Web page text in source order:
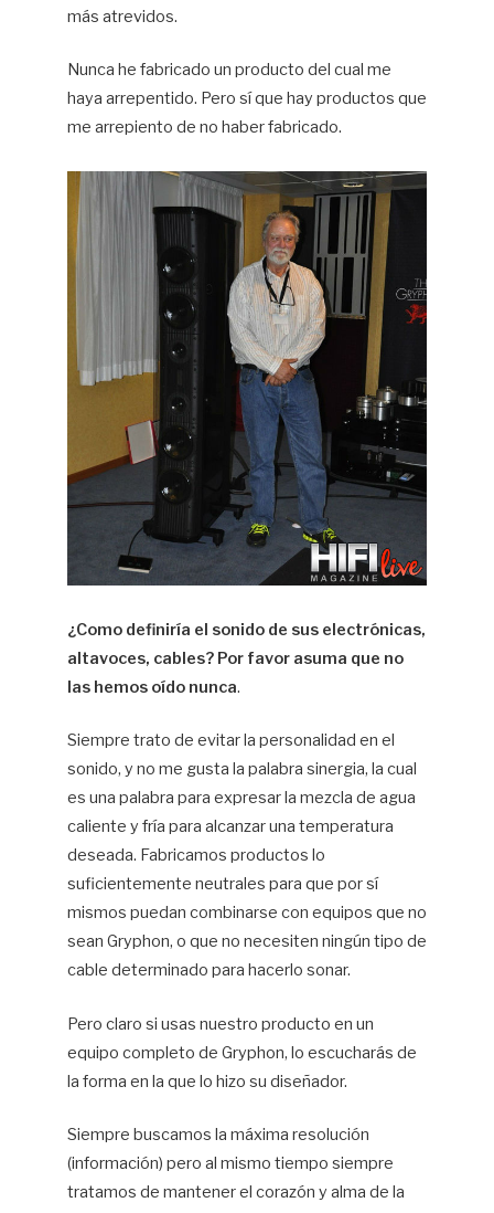
más atrevidos.
Nunca he fabricado un producto del cual me
haya arrepentido. Pero sí que hay productos que
me arrepiento de no haber fabricado.
¿Como definiría el sonido de sus electrónicas,
altavoces, cables? Por favor asuma que no
las hemos oído nunca.
Siempre trato de evitar la personalidad en el
sonido, y no me gusta la palabra sinergia, la cual
es una palabra para expresar la mezcla de agua
caliente y fría para alcanzar una temperatura
deseada. Fabricamos productos lo
suficientemente neutrales para que por sí
mismos puedan combinarse con equipos que no
sean Gryphon, o que no necesiten ningún tipo de
cable determinado para hacerlo sonar.
Pero claro si usas nuestro producto en un
equipo completo de Gryphon, lo escucharás de
la forma en la que lo hizo su diseñador.
Siempre buscamos la máxima resolución
(información) pero al mismo tiempo siempre
tratamos de mantener el corazón y alma de la